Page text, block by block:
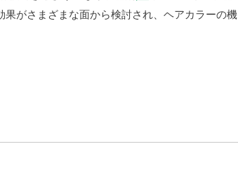
がさまざまな面から検討され、ヘアカラーの機